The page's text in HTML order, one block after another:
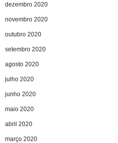
dezembro 2020
novembro 2020
outubro 2020
setembro 2020
agosto 2020
julho 2020
junho 2020
maio 2020
abril 2020
março 2020